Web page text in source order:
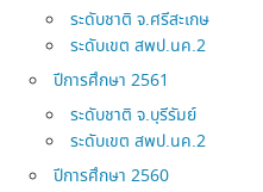
ระดับชาติ จ.ศรีสะเกษ
ระดับเขต สพป.นค.2
ปีการศึกษา 2561
ระดับชาติ จ.บุรีรัมย์
ระดับเขต สพป.นค.2
ปีการศึกษา 2560